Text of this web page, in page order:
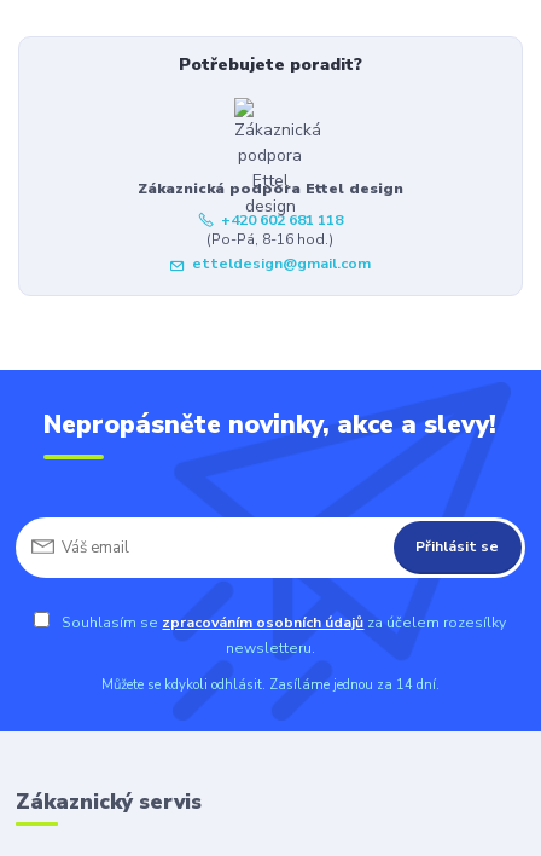
Potřebujete poradit?
Zákaznická podpora Ettel design
+420 602 681 118
(Po-Pá, 8-16 hod.)
etteldesign@gmail.com
Nepropásněte novinky, akce a slevy!
Přihlásit se
Souhlasím se zpracováním osobních údajů za účelem rozesílky
newsletteru.
Můžete se kdykoli odhlásit. Zasíláme jednou za 14 dní.
Zákaznický servis